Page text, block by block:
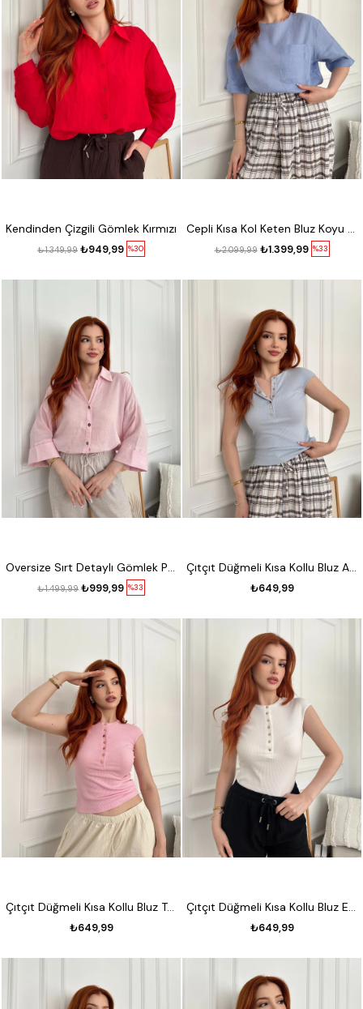
Kendinden Çizgili Gömlek Kırmızı
%30
₺949,99
₺1.349,99 %33
₺1.399,99
₺2.099,99
Oversize Sırt Detaylı Gömlek Pembe
%33
₺999,99
₺1.499,99
Çıtçıt Düğmeli Kısa Kollu Bluz Açık mavi
₺649,99
Çıtçıt Düğmeli Kısa Kollu Bluz Toz pembe
₺649,99 ₺649,99